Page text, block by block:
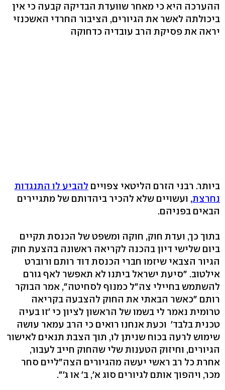
ההערכה היא כי מאחר שוועדת הבדיקה קבעה כי אין
ביכולתה לאשר את הגיורים, הציבור החרדי האשכנזי
יראה את פסיקת הרב עובדיה כדחוקה
ביותר. רבני הזרם הליטאי צפויים להביע לו התנגדות
נחרצת, ועשויים שלא להכיר ביהדותם של מתגיירים
הבאים בפניהם.
בתוך כך, ועדת חוק, חוקה ומשפט של הכנסת תקיים
ביום שלישי דיון בהכנה לקריאה ראשונה בהצעת חוק
הגיור הצבאי שיזמו חברי הכנסת דוד רותם ורוברט
אילטוב. "סיעת ישראל ביתנו לא תאפשר לאף גורם
להשתמש בחיילי צה"ל כמנוף לסחיטה", אמר הבוקר
רותם "כאשר הבאתי את החוק להצבעה בקריאה
טרומית נאמר לי בשמו של הראשון לציון כי 'זו בעיה
טכנית בלבד' וכעת אנחנו רואים כי הרב עמאר עושה
שימוש לרעה בכוח שניתן לו, תוך הצבת תנאים לאישור
הגיורים, וחיזוק הטענות שלי שהחוק חייב לעבור,
אחרת כל רב ראשי יעשה מהגיורים הצה"ליים סחר
מכר, ויהפוך אותם לגיורים סוג א', ב' או ג'".